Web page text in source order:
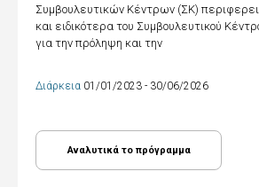
Συμβουλευτικών Κέντρων (ΣΚ)
και ειδικότερα του Συμβουλευτικού
για την πρόληψη και την
Διάρκεια 01/01/2023 - 30/06/2026
Αναλυτικά το πρόγραμμα